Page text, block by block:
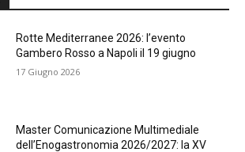
Rotte Mediterranee 2026: l’evento
Gambero Rosso a Napoli il 19 giugno
17 Giugno 2026
Master Comunicazione Multimediale
dell’Enogastronomia 2026/2027: la XV